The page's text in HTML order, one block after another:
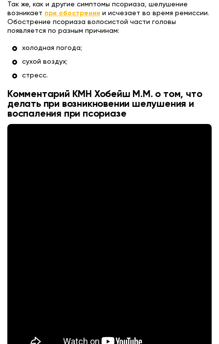
Так же, как и другие симптомы псориаза, шелушение
возникает при обострении и исчезает во время ремиссии.
Обострение псориаза волосистой части головы
появляется по разным причинам:
холодная погода;
сухой воздух;
стресс.
Комментарий КМН Хобейш М.М. о том, что
делать при возникновении шелушения и
воспаления при псориазе